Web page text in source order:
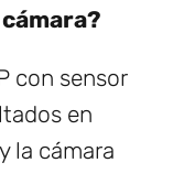
con sensor
en
la cámara